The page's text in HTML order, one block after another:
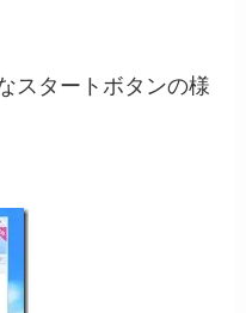
スタートボタンの様